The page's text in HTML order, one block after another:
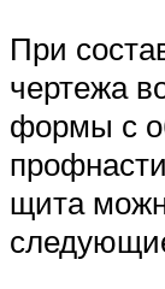
При
чертежа
формы с
щита